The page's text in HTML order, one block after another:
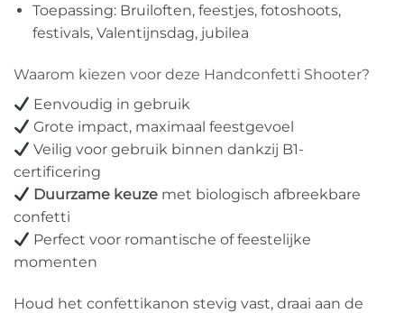
Toepassing: Bruiloften, feestjes, fotoshoots,
festivals, Valentijnsdag, jubilea
Waarom kiezen voor deze Handconfetti Shooter?
Eenvoudig in gebruik
Grote impact, maximaal feestgevoel
Veilig voor gebruik binnen dankzij B1-
certificering
Duurzame keuze met biologisch afbreekbare
confetti
Perfect voor romantische of feestelijke
momenten
Houd het confettikanon stevig vast, draai aan de